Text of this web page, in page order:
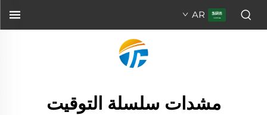
AR
مشدات سلسلة التوقيت